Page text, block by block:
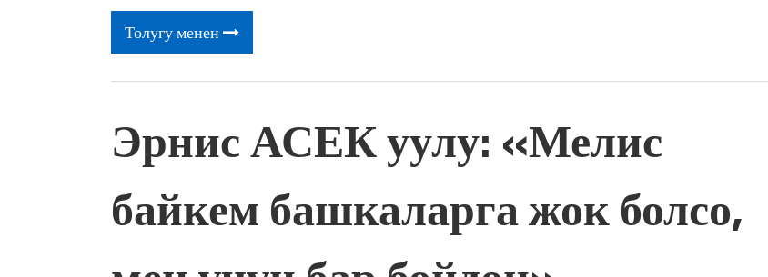
Толугу менен
Эрнис АСЕК уулу: «Мелис
байкем башкаларга жок болсо,